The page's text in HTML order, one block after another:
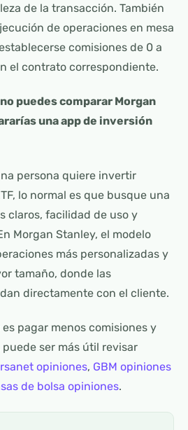
de la transacción. También
de operaciones en mesa
comisiones de 0 a
el contrato correspondiente.
no puedes comparar Morgan
una app de inversión
persona quiere invertir
lo normal es que busque una
claros, facilidad de uso y
Morgan Stanley, el modelo
más personalizadas y
tamaño, donde las
directamente con el cliente.
pagar menos comisiones y
ser más útil revisar
opiniones, GBM opiniones
de bolsa opiniones.